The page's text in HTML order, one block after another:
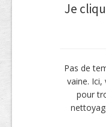
Je
Pas de
vaine.
pour